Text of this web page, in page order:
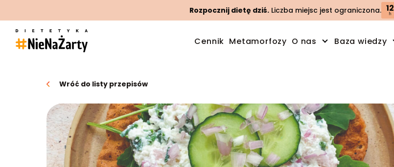
Rozpocznij dietę dziś. Liczba miejsc jest ograniczona. 12
h
Cennik Metamorfozy O nas Baza wiedzy
Wróć do listy przepisów